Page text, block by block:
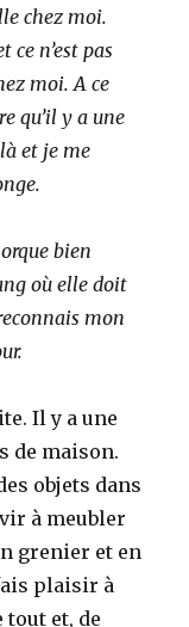
chez moi.
ce n’est pas
moi. A ce
qu’il y a une
et je me
bien
où elle doit
mon
Il y a une
de maison.
objets dans
à meubler
grenier et en
plaisir à
et, de